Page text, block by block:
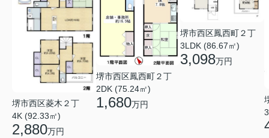
堺市西区菱木２丁
4K (92.33㎡)
2,880万円
堺市西区鳳西町２丁
2DK (75.24㎡)
1,680万円
堺市西区鳳西町２丁
3LDK (86.67㎡)
3,098万円